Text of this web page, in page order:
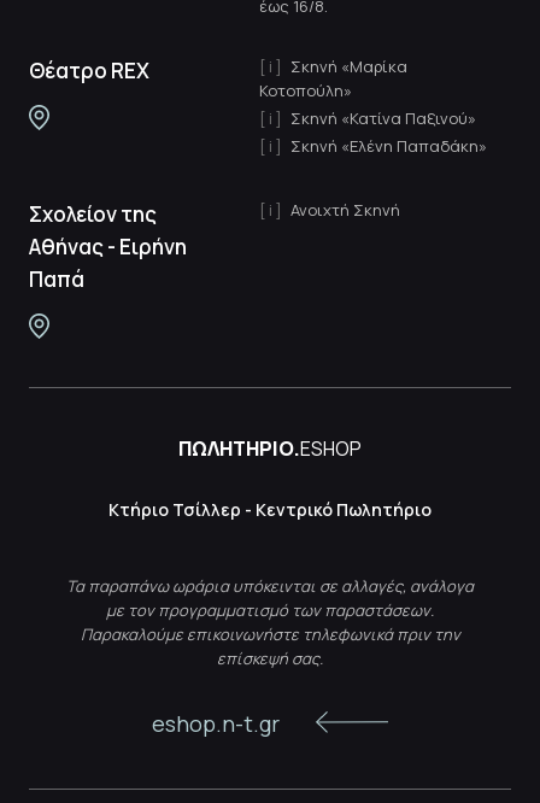
έως 16/8.
Θέατρο REX
Σκηνή «Μαρίκα
Κοτοπούλη»
Σκηνή «Κατίνα Παξινού»
Σκηνή «Ελένη Παπαδάκη»
Σχολείον της
Αθήνας - Ειρήνη
Παπά
Ανοιχτή Σκηνή
ΠΩΛΗΤΗΡΙΟ.ESHOP
Κτήριο Τσίλλερ - Κεντρικό Πωλητήριο
Τα παραπάνω ωράρια υπόκεινται σε αλλαγές, ανάλογα
με τον προγραμματισμό των παραστάσεων.
Παρακαλούμε επικοινωνήστε τηλεφωνικά πριν την
επίσκεψή σας.
eshop.n-t.gr